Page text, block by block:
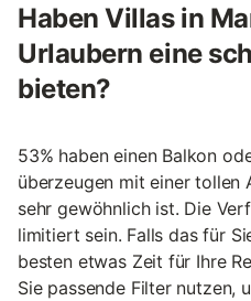
Haben Villas in
Urlaubern eine
bieten?
53% haben einen Balkon
überzeugen mit einer tollen
sehr gewöhnlich ist. Die
limitiert sein. Falls das für
besten etwas Zeit für Ihre
Sie passende Filter nutzen,